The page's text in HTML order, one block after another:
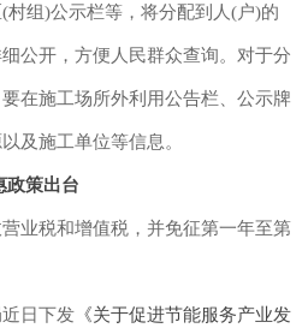
村组)公示栏等，将分配到人(户)的
公开，方便人民群众查询。对于分
在施工场所外利用公告栏、公示牌
及施工单位等信息。
政策出台
税和增值税，并免征第一年至第
日下发 《关于促进节能服务产业发